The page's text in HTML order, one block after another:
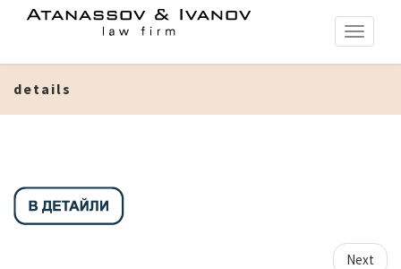
Toggle
details
Next